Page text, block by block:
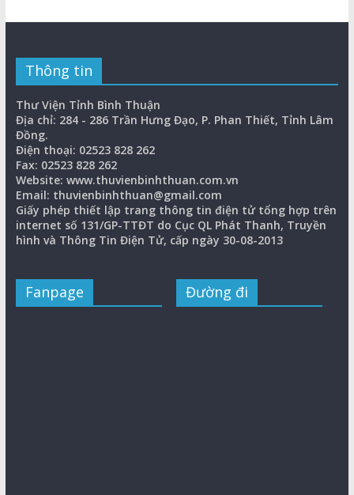
Thông tin
Thư Viện Tỉnh Bình Thuận
Địa chỉ: 284 - 286 Trần Hưng Đạo, P. Phan Thiết, Tỉnh Lâm
Đồng.
Điện thoại: 02523 828 262
Fax: 02523 828 262
Website: www.thuvienbinhthuan.com.vn
Email: thuvienbinhthuan@gmail.com
Giấy phép thiết lập trang thông tin điện tử tổng hợp trên
internet số 131/GP-TTĐT do Cục QL Phát Thanh, Truyền
hình và Thông Tin Điện Tử, cấp ngày 30-08-2013
Fanpage Đường đi